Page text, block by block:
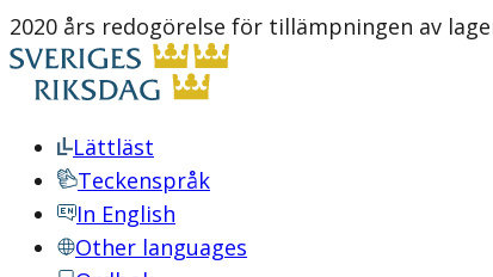
2020 års redogörelse för tillämpningen av
Lättläst
Teckenspråk
In English
Other languages